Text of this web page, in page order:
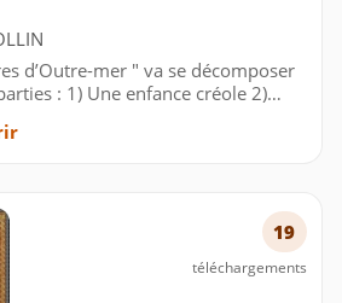
d’Outre-mer " va se décomposer
: 1) Une enfance créole 2)
de la société Antillaise à
19
téléchargements